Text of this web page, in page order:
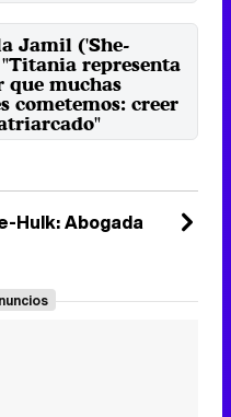
a Mallory y
abogados que ...
Septiembre 2022 14:52
Jamil ('She-
representa
que muchas
cometemos: creer
vida a la supervillana
Hulk: Abogada